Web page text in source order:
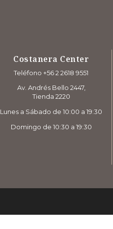
Costanera Center
Teléfono +56 2 2618 9551
Av. Andrés Bello 2447,
Tienda 2220
Lunes a Sábado de 10:00 a 19:30
Domingo de 10:30 a 19:30